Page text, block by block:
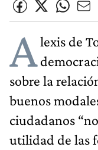
Alexis de
sobre la
buenos
ciudadanos
utilidad de las